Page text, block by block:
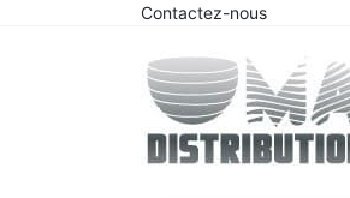
Contactez-nous